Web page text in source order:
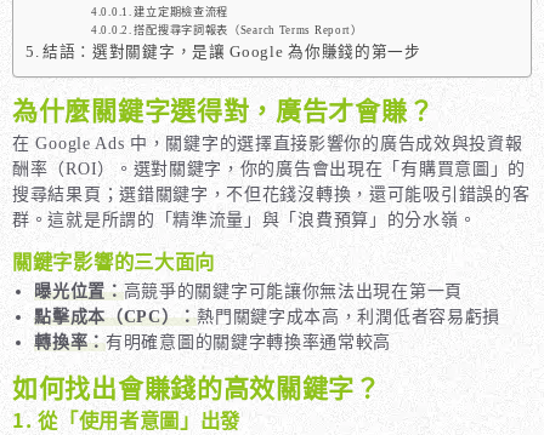
建立定期檢查流程
搭配搜尋字詞報表（Search Terms Report）
結語：選對關鍵字，是讓 Google 為你賺錢的第一步
為什麼關鍵字選得對，廣告才會賺？
在 Google Ads 中，關鍵字的選擇直接影響你的廣告成效與投資報
酬率（ROI）。選對關鍵字，你的廣告會出現在「有購買意圖」的
搜尋結果頁；選錯關鍵字，不但花錢沒轉換，還可能吸引錯誤的客
群。這就是所謂的「精準流量」與「浪費預算」的分水嶺。
關鍵字影響的三大面向
曝光位置：高競爭的關鍵字可能讓你無法出現在第一頁
點擊成本（CPC）：熱門關鍵字成本高，利潤低者容易虧損
轉換率：有明確意圖的關鍵字轉換率通常較高
如何找出會賺錢的高效關鍵字？
1. 從「使用者意圖」出發